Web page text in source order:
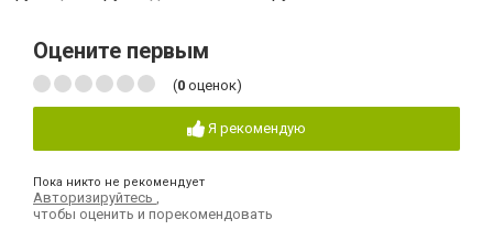
Оцените первым
(0 оценок)
Я рекомендую
Пока никто не рекомендует
Авторизируйтесь ,
чтобы оценить и порекомендовать